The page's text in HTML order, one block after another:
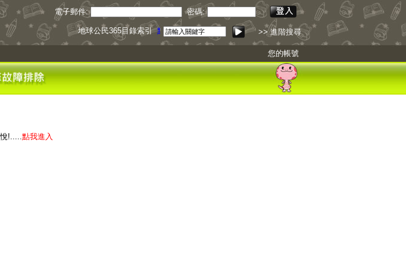
電子郵件: 密碼:
地球公民365目錄索引點我下載 >> 進階搜尋
您的帳號
!.....點我進入